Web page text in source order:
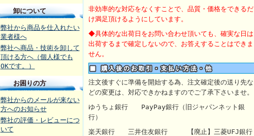
卸について
弊社から商品を仕入れたい
業者様へ
弊社へ商品・技術を卸して
頂ける方へ（個人様でも
OKです。）
お困りの方
弊社からのメールが来ない
方へのお知らせ
弊社の評価・レビューにつ
いて
非効率的な対応をなくすことで、品質・価格をできるだ
け満足頂けるようにしています。
◆具体的な出荷日をお問い合わせ頂いても、確実な日は
出荷するまで確定しないので、お答えすることはできま
せん。
注文後すぐに準備を開始する為、注文確定後の送り先な
どの変更は、対応できかねますのでご了承下さいませ。
ゆうちょ銀行 PayPay銀行（旧ジャパンネット銀
行）
楽天銀行 三井住友銀行 【廃止】 三菱UFJ銀行